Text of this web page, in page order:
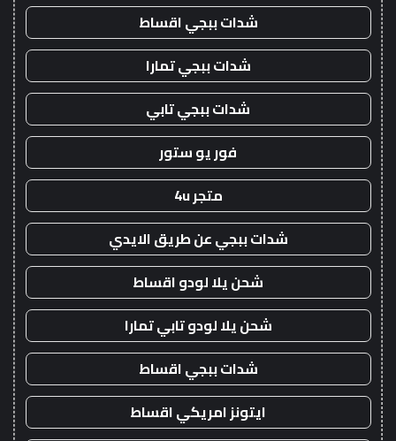
شدات ببجي اقساط
شدات ببجي تمارا
شدات ببجي تابي
فور يو ستور
متجر 4u
شدات ببجي عن طريق الايدي
شحن يلا لودو اقساط
شحن يلا لودو تابي تمارا
شدات ببجي اقساط
ايتونز امريكي اقساط